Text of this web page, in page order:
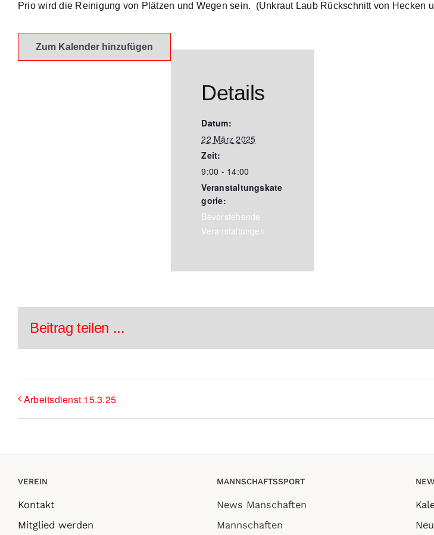
Prio wird die Reinigung von Plätzen und Wegen sein. (Unkraut Laub Rückschnitt von Hecken
Zum Kalender hinzufügen
Details
Datum:
22 März 2025
Zeit:
9:00 - 14:00
Veranstaltungskate
gorie:
Bevorstehende
Veranstaltungen
Beitrag teilen ...
Arbeitsdienst 15.3.25
VEREIN
Kontakt
Mitglied werden
MANNSCHAFTSSPORT
News Manschaften
Mannschaften